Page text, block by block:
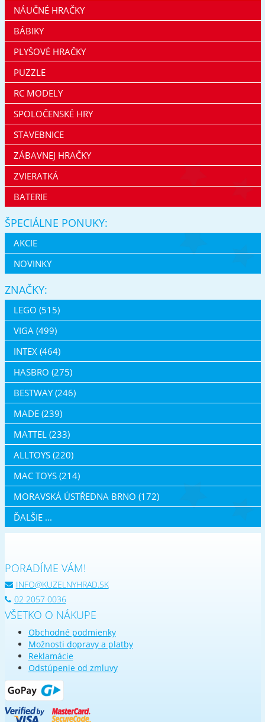
NÁUČNÉ HRAČKY
BÁBIKY
PLYŠOVÉ HRAČKY
PUZZLE
RC MODELY
SPOLOČENSKÉ HRY
STAVEBNICE
ZÁBAVNEJ HRAČKY
ZVIERATKÁ
BATERIE
ŠPECIÁLNE PONUKY:
AKCIE
NOVINKY
ZNAČKY:
LEGO (515)
VIGA (499)
INTEX (464)
HASBRO (275)
BESTWAY (246)
MADE (239)
MATTEL (233)
ALLTOYS (220)
MAC TOYS (214)
MORAVSKÁ ÚSTŘEDNA BRNO (172)
ĎALŠIE ...
PORADÍME VÁM!
INFO@KUZELNYHRAD.SK
02 2057 0036
VŠETKO O NÁKUPE
Obchodné podmienky
Možnosti dopravy a platby
Reklamácie
Odstúpenie od zmluvy